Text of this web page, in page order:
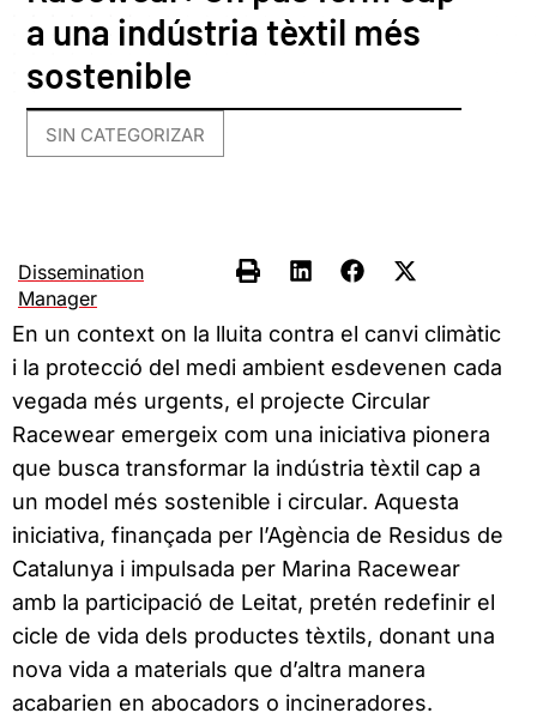
a una indústria tèxtil més
sostenible
SIN CATEGORIZAR
Dissemination
Manager
En un context on la lluita contra el canvi climàtic
i la protecció del medi ambient esdevenen cada
vegada més urgents, el projecte Circular
Racewear emergeix com una iniciativa pionera
que busca transformar la indústria tèxtil cap a
un model més sostenible i circular. Aquesta
iniciativa, finançada per l’Agència de Residus de
Catalunya i impulsada per Marina Racewear
amb la participació de Leitat, pretén redefinir el
cicle de vida dels productes tèxtils, donant una
nova vida a materials que d’altra manera
acabarien en abocadors o incineradores.